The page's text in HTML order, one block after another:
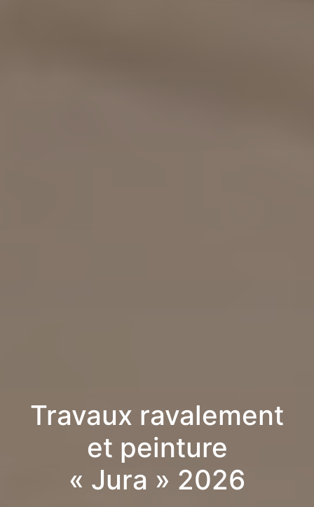
Travaux ravalement
et peinture
« Jura » 2026